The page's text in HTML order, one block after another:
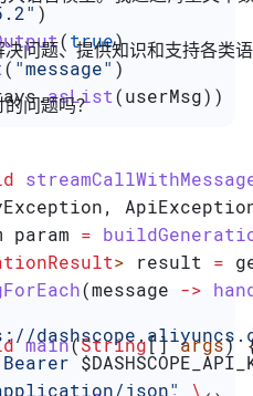
)
(true)
( "message" )
.asList(userMsg))
,
param =
> result =
(message ->
main(String[] args)
问题、提供知识和支持各类
问题吗？
json"
\